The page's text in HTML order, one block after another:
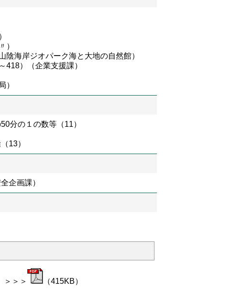
）
海岸ジオパーク海と大地の自然館）
418）（企業支援課）
）
分の１の数等（11）
13）
企画課）
＞＞＞ （415KB）